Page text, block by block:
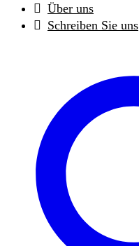
Über uns
Schreiben Sie uns